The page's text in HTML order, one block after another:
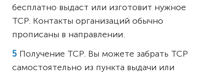
бесплатно выдаст или изготовит нужное
ТСР. Контакты организаций обычно
прописаны в направлении.
Получение ТСР. Вы можете забрать ТСР
самостоятельно из пункта выдачи или